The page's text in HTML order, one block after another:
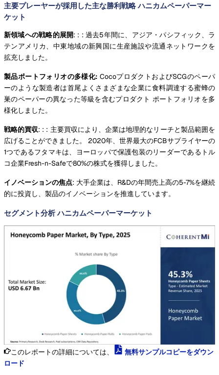
主要プレーヤーが採用した主な勝利戦略 ハニカムペーパーマー
ケット
新領域への戦略的展開: : : 過去5年間に、アジア・パシフィック、ラ
テンアメリカ、中東地域の新興国に生産施設や流通ネットワークを
拡充しました。
製品ポートフォリオの多様化: CocoプロダクトおよびSCGのペーパ
ーのような製造者は首尾よくさまざまな企業に食料調達する蜜蜂の
巣のペーパーの異なった等級を含むプロダクト ポートフォリオを多
様化しました。
戦略的買収: : : 主要買収により、企業は地理的なリーチと製品範囲を
広げることができました。 2020年、世界最大のFCBサプライヤーの
1つであるフタマキは、ヨーロッパで保護包装のリーダーであるトル
コ企業Fresh-n-Safeで80%の株式を獲得しました。
イノベーションの焦点: 大手企業は、R&Dの年間売上高の5-7%を継続
的に投資し、製品のイノベーションを推進しています。
セグメント分析 ハニカムペーパーマーケット
このレポートの詳細については、
無料サンプルコピーをダウン
ロード